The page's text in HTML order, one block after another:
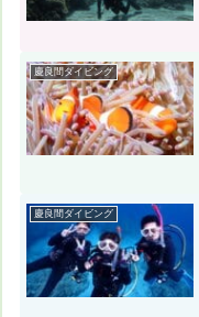
慶良間ダイビング
慶良間ダイビング